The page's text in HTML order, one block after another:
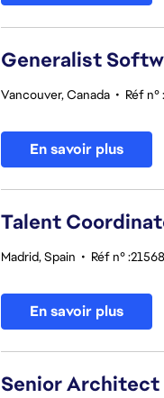
Generalist
Vancouver, Canada • Réf n°
En savoir plus
Talent
Madrid, Spain • Réf n°
En savoir plus
Senior Architect